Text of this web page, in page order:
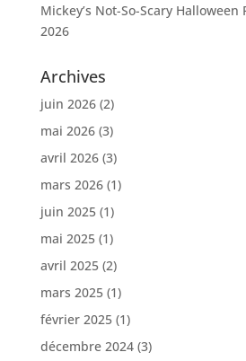
Mickey’s Not-So-Scary Halloween
2026
Archives
juin 2026(2)
mai 2026(3)
avril 2026(3)
mars 2026(1)
juin 2025(1)
mai 2025(1)
avril 2025(2)
mars 2025(1)
février 2025(1)
décembre 2024(3)